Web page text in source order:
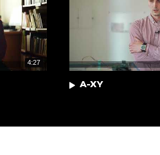
4:27
A-XY